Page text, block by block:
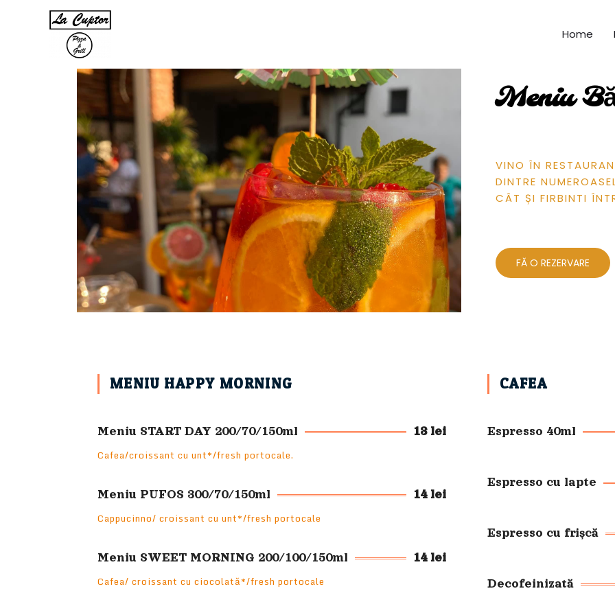
Home
Meniu
VINO ÎN
DINTRE
CÂT ȘI FIRBINTI
FĂ O REZERVARE
MENIU HAPPY MORNING
Meniu START DAY 200/70/150ml 13 lei
Cafea/croissant cu unt*/fresh portocale.
Meniu PUFOS 300/70/150ml 14 lei
Cappucinno/ croissant cu unt*/fresh portocale
Meniu SWEET MORNING 200/100/150ml 14 lei
Cafea/ croissant cu ciocolată*/fresh portocale
CAFEA
Espresso 40ml
Espresso cu lapte
Espresso cu frișcă
Decofeinizată